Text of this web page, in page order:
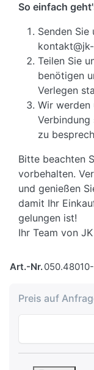
So einfach
Senden
Teilen Sie
benötigen
Verlegen
Wir werden
zu
Bitte beachten
vorbehalten.
und genießen
damit Ihr
gelungen ist!
Ihr Team von
Art.-Nr.
Preis auf